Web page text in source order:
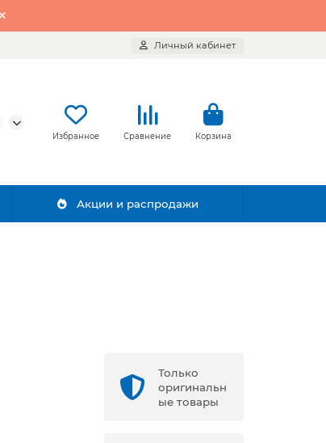
Личный кабинет
Избранное Сравнение Корзина
Акции и распродажи
Только
оригинальн
ые товары